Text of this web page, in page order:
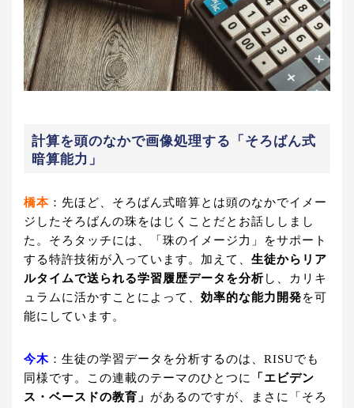
計算を頭のなかで画像処理する「そろばん式
暗算能力」
橋本 ：先ほど、そろばん式暗算とは頭のなかでイメー
ジしたそろばんの珠をはじくことだとお話ししまし
た。そろタッチには、「珠のイメージ力」をサポート
する特許技術が入っています。加えて、 生徒からリア
ルタイムで送られる学習履歴データを分析し、カリキ
ュラムに活かすことによって、 効率的な能力開発を可
能にしています。
今木 ：生徒の学習データを分析するのは、RISUでも
同様です。この連載のテーマのひとつに
「エビデン
ス・ベースドの教育」 があるのですが、まさに「そろ